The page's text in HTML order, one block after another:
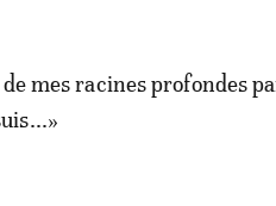
mes racines profondes